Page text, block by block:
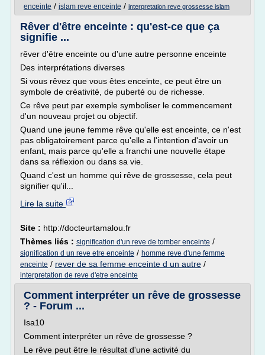
enceinte / islam reve enceinte / interpretation reve grossesse islam
Rêver d'être enceinte : qu'est-ce que ça
signifie ...
rêver d'être enceinte ou d'une autre personne enceinte
Des interprétations diverses
Si vous rêvez que vous êtes enceinte, ce peut être un
symbole de créativité, de puberté ou de richesse.
Ce rêve peut par exemple symboliser le commencement
d'un nouveau projet ou objectif.
Quand une jeune femme rêve qu'elle est enceinte, ce n'est
pas obligatoirement parce qu'elle a l'intention d'avoir un
enfant, mais parce qu'elle a franchi une nouvelle étape
dans sa réflexion ou dans sa vie.
Quand c'est un homme qui rêve de grossesse, cela peut
signifier qu'il...
Lire la suite
Site : http://docteurtamalou.fr
Thèmes liés : signification d'un reve de tomber enceinte /
signification d un reve etre enceinte / homme reve d'une femme
enceinte / rever de sa femme enceinte d un autre /
interpretation de reve d'etre enceinte
Comment interpréter un rêve de grossesse
? - Forum ...
Isa10
Comment interpréter un rêve de grossesse ?
Le rêve peut être le résultat d'une activité du